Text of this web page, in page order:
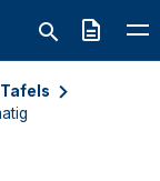
Offerte
Tafels